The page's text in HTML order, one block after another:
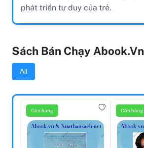
phát triển tư duy của trẻ.
Sách Bán Chạy Abook.vn
All
Còn hàng Còn hàng